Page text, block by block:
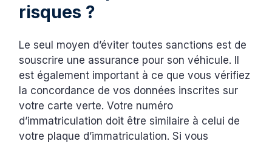
risques ?
Le seul moyen d’éviter toutes sanctions est de
souscrire une assurance pour son véhicule. Il
est également important à ce que vous vérifiez
la concordance de vos données inscrites sur
votre carte verte. Votre numéro
d’immatriculation doit être similaire à celui de
votre plaque d’immatriculation. Si vous